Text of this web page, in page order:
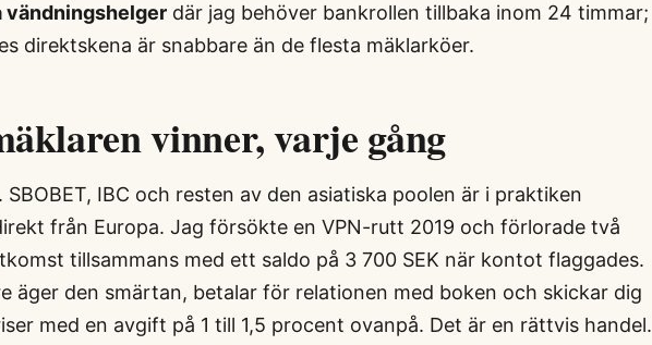
vändningshelger där jag behöver bankrollen tillbaka inom 24 timmar;
direktskena är snabbare än de flesta mäklarköer.
vinner, varje gång
SBOBET, IBC och resten av den asiatiska poolen är i praktiken
från Europa. Jag försökte en VPN-rutt 2019 och förlorade två
tillsammans med ett saldo på 3 700 SEK när kontot flaggades.
äger den smärtan, betalar för relationen med boken och skickar dig
med en avgift på 1 till 1,5 procent ovanpå. Det är en rättvis handel.